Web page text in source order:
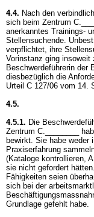
4.4. Nach den
sich beim Zentrum
anerkanntes Trainings-
Stellensuchende.
verpflichtet, ihre
Vorinstanz ging
Beschwerdeführerin der
diesbezüglich die
Urteil C 127/06 vom 14.
4.5.
4.5.1. Die
Zentrum C.________
bewirkt. Sie habe
Praxiserfahrung
(Kataloge kontrollieren,
sie nicht gefordert
Fähigkeiten seien
sich bei der
Grundlage gefehlt habe.